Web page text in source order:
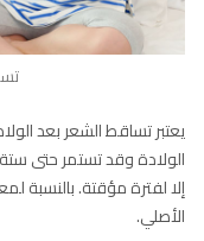
يعتبر تساقط الشعر بعد
الولادة وقد تستمر حتى
إلا لفترة مؤقتة.
الأصلي.